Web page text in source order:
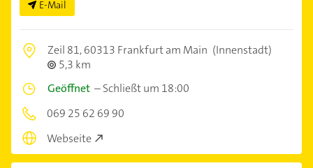
E-Mail
Zeil 81,60313 Frankfurt am Main (Innenstadt)
5,3 km
Geöffnet –Schließt um 18:00
069 25 62 69 90
Webseite